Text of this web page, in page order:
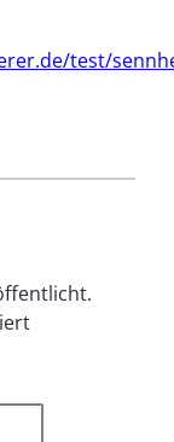
test/